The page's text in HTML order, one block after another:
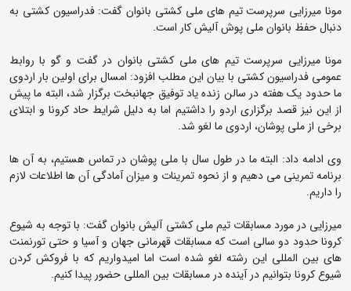
مونا میرزایی سرپرست تیم های ملی کشتی بانوان گفت: فدراسیون کشتی به
دنبال حفظ بانوان ملی پوش آلیش کار است.
مونا میرزایی سرپرست تیم های ملی کشتی بانوان در گفت و گو با روابط
عمومی فدراسیون کشتی با بیان این مطلب افزود: امسال برای اولین بار اردوی
ما حدود یک هفته در سالن زنده یاد توفیق جهانبخت برگزار شد، البته ما پیش
از این نیز قصد برگزاری اردو را داشتیم اما به دلیل شرایط حاد کرونا و ابتلای
برخی از ملی پوشان، اردوی ما لغو شد.
وی ادامه داد: البته ما در طول سال با ملی پوشان در تماس هستیم، به آن ها
برنامه تمرینی می دهیم و از نحوه تمرینات و میزان آمادگی آن ها اطلاعات لازم
را داریم.
میرزایی در مورد مسابقات تیم ملی کشتی آلیش بانوان گفت: با توجه به شیوع
کرونا حدود دو سالی است که مسابقات قهرمانی جهان و آسیا و حتی تورنمنت
های بین المللی این رشته لغو شده است اما امیدواریم که با فروکش کردن
شیوع کرونا بتوانیم در آینده در مسابقات بین المللی حضور پیدا کنیم.